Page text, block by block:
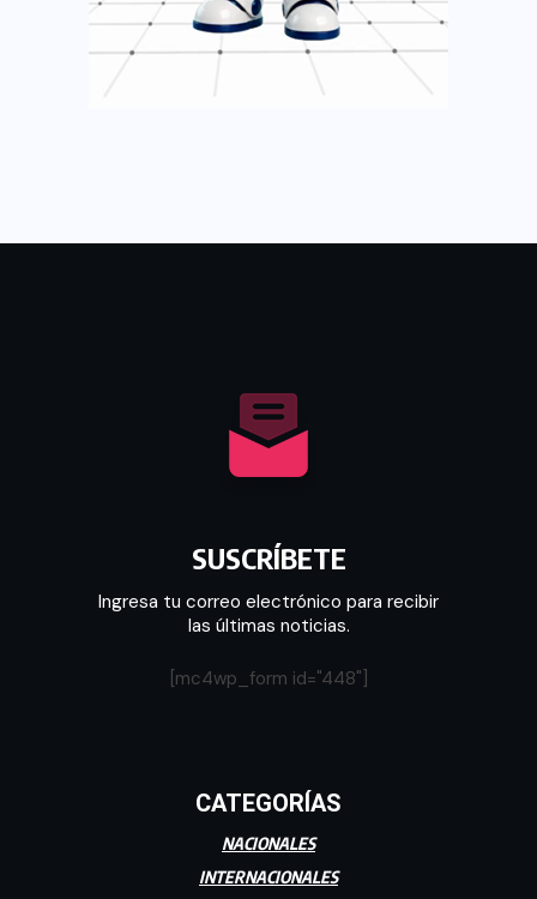
SUSCRÍBETE
Ingresa tu correo electrónico para recibir
las últimas noticias.
[mc4wp_form id="448"]
CATEGORÍAS
NACIONALES
INTERNACIONALES